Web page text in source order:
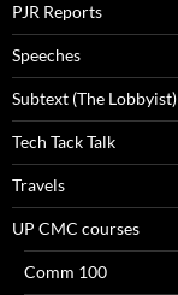
PJR Reports
Speeches
Subtext (The Lobbyist)
Tech Tack Talk
Travels
UP CMC courses
Comm 100